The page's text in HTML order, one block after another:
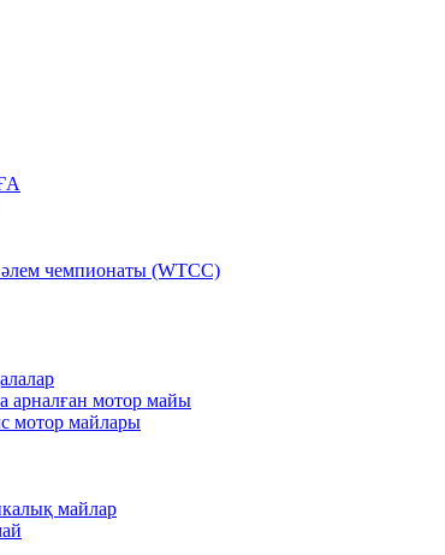
чемпионаты (WTCC)
арналған мотор майы
мотор майлары
майлар